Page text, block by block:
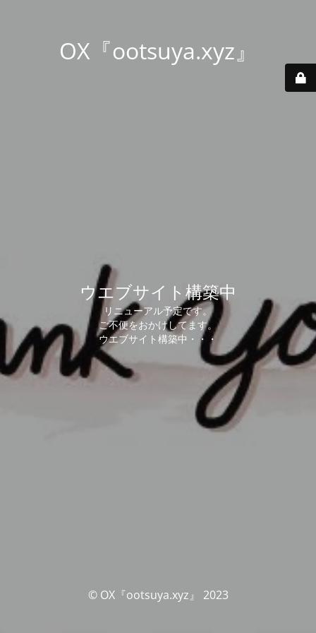
OX『ootsuya.xyz』
ウエブサイト構築中
リニューアル予定です。
ご不便をおかけしてます。
ウエブサイト構築中・・・
© OX『ootsuya.xyz』 2023